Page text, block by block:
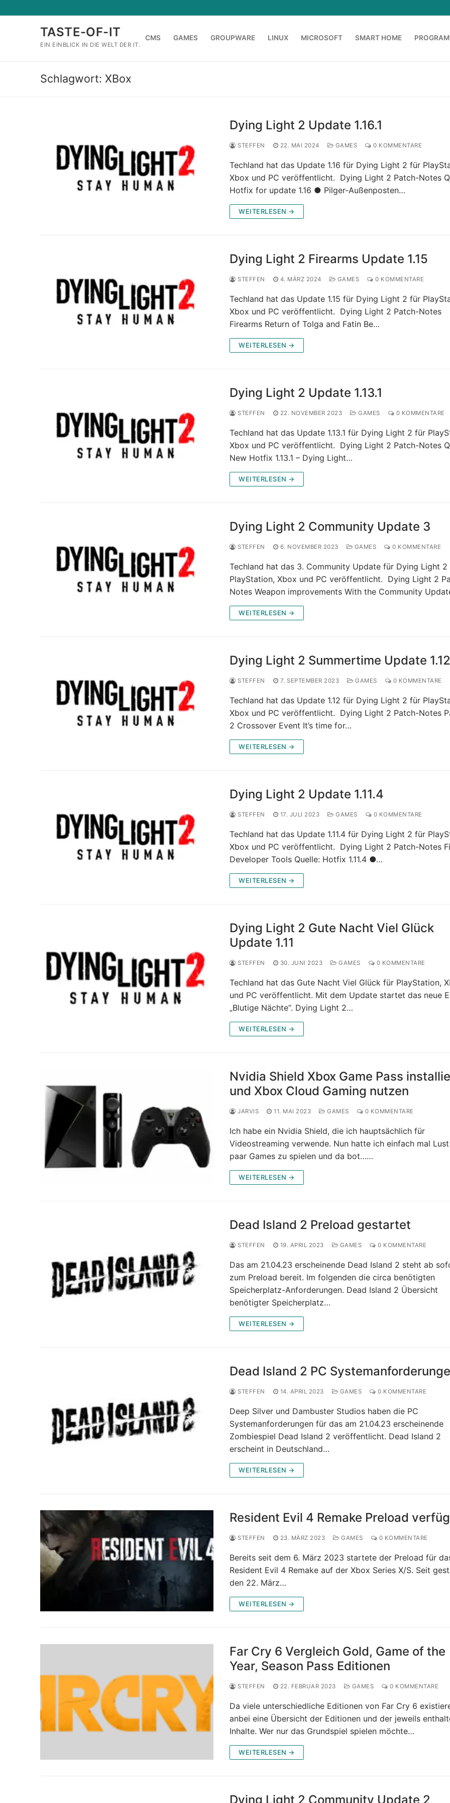
Inhalt
TASTE-OF-IT
EIN EINBLICK IN DIE WELT DER IT.
CMS GAMES GROUPWARE LINUX MICROSOFT SMART HOME
Schlagwort: XBox
Dying Light 2 Update 1.16.1
STEFFEN 22. MAI 2024 GAMES 0 KOMMENTARE
Techland hat das Update 1.16 für Dying Light 2 für
Xbox und PC veröffentlicht. Dying Light 2 Patch-Notes
Hotfix for update 1.16 ● Pilger-Außenposten…
WEITERLESEN →
Dying Light 2 Firearms Update 1.15
STEFFEN 4. MÄRZ 2024 GAMES 0 KOMMENTARE
Techland hat das Update 1.15 für Dying Light 2 für
Xbox und PC veröffentlicht. Dying Light 2 Patch-Notes
Firearms Return of Tolga and Fatin Be…
WEITERLESEN →
Dying Light 2 Update 1.13.1
STEFFEN 22. NOVEMBER 2023 GAMES 0 KOMMENTARE
Techland hat das Update 1.13.1 für Dying Light 2 für
Xbox und PC veröffentlicht. Dying Light 2 Patch-Notes
New Hotfix 1.13.1 – Dying Light…
WEITERLESEN →
Dying Light 2 Community Update 3
STEFFEN 6. NOVEMBER 2023 GAMES 0 KOMMENTARE
Techland hat das 3. Community Update für Dying Light 2
PlayStation, Xbox und PC veröffentlicht. Dying Light 2
Notes Weapon improvements With the Community
WEITERLESEN →
Dying Light 2 Summertime Update
STEFFEN 7. SEPTEMBER 2023 GAMES 0 KOMMENTARE
Techland hat das Update 1.12 für Dying Light 2 für
Xbox und PC veröffentlicht. Dying Light 2 Patch-Notes
2 Crossover Event It’s time for…
WEITERLESEN →
Dying Light 2 Update 1.11.4
STEFFEN 17. JULI 2023 GAMES 0 KOMMENTARE
Techland hat das Update 1.11.4 für Dying Light 2 für
Xbox und PC veröffentlicht. Dying Light 2 Patch-Notes
Developer Tools Quelle: Hotfix 1.11.4 ●…
WEITERLESEN →
Dying Light 2 Gute Nacht Viel Glück
Update 1.11
STEFFEN 30. JUNI 2023 GAMES 0 KOMMENTARE
Techland hat das Gute Nacht Viel Glück für PlayStation,
und PC veröffentlicht. Mit dem Update startet das neue
„Blutige Nächte“. Dying Light 2…
WEITERLESEN →
Nvidia Shield Xbox Game Pass
und Xbox Cloud Gaming nutzen
JARVIS 11. MAI 2023 GAMES 0 KOMMENTARE
Ich habe ein Nvidia Shield, die ich hauptsächlich für
Videostreaming verwende. Nun hatte ich einfach mal
paar Games zu spielen und da bot……
WEITERLESEN →
Dead Island 2 Preload gestartet
STEFFEN 19. APRIL 2023 GAMES 0 KOMMENTARE
Das am 21.04.23 erscheinende Dead Island 2 steht ab
zum Preload bereit. Im folgenden die circa benötigten
Speicherplatz-Anforderungen. Dead Island 2 Übersicht
benötigter Speicherplatz…
WEITERLESEN →
Dead Island 2 PC
STEFFEN 14. APRIL 2023 GAMES 0 KOMMENTARE
Deep Silver und Dambuster Studios haben die PC
Systemanforderungen für das am 21.04.23 erscheinende
Zombiespiel Dead Island 2 veröffentlicht. Dead Island 2
erscheint in Deutschland…
WEITERLESEN →
Resident Evil 4 Remake Preload
STEFFEN 23. MÄRZ 2023 GAMES 0 KOMMENTARE
Bereits seit dem 6. März 2023 startete der Preload für
Resident Evil 4 Remake auf der Xbox Series X/S. Seit
den 22. März…
WEITERLESEN →
Far Cry 6 Vergleich Gold, Game of the
Year, Season Pass Editionen
STEFFEN 22. FEBRUAR 2023 GAMES 0 KOMMENTARE
Da viele unterschiedliche Editionen von Far Cry 6
anbei eine Übersicht der Editionen und der jeweils
Inhalte. Wer nur das Grundspiel spielen möchte…
WEITERLESEN →
Dying Light 2 Community Update 2